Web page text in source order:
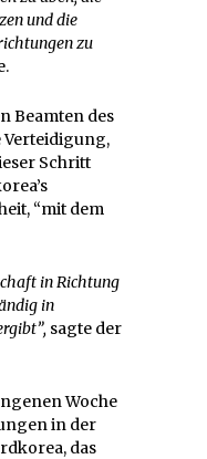
und die
zu
Beamten des
Schritt
“mit dem
in Richtung
in
sagte der
Woche
in der
das